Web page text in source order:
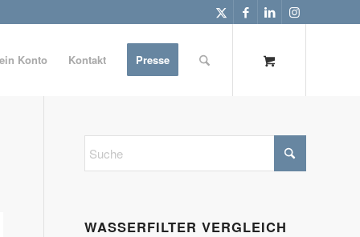
Konto Kontakt Presse
WASSERFILTER VERGLEICH